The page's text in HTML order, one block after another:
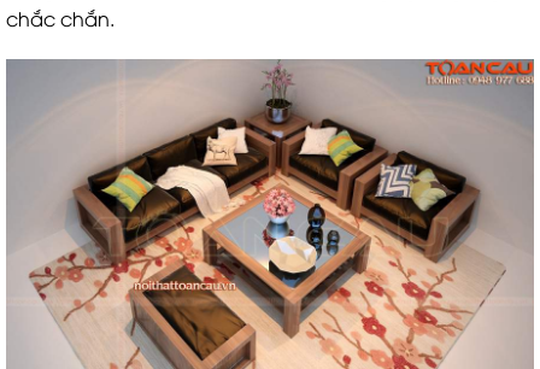
chắc chắn.